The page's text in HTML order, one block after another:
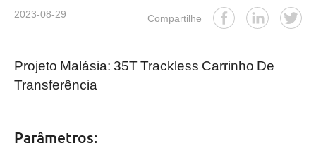
2023-08-29 Compartilhe
Projeto Malásia: 35T Trackless Carrinho De
Transferência
Parâmetros: